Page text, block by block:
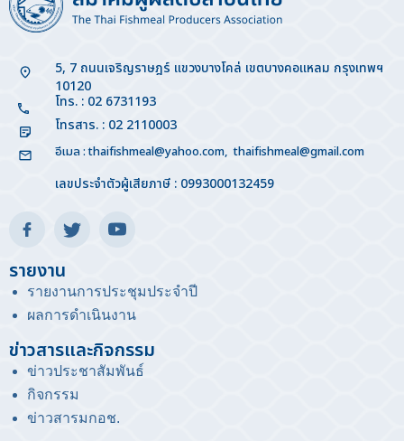
5, 7 ถนนเจริญราษฎร์ แขวงบางโคล่ เขตบางคอแหลม กรุงเทพฯ
10120
โทร. : 02 6731193
โทรสาร. : 02 2110003
อีเมล :thaifishmeal@yahoo.com,thaifishmeal@gmail.com
เลขประจำตัวผู้เสียภาษี : 0993000132459
รายงาน
รายงานการประชุมประจำปี
ผลการดำเนินงาน
ข่าวสารและกิจกรรม
ข่าวประชาสัมพันธ์
กิจกรรม
ข่าวสารมกอช.